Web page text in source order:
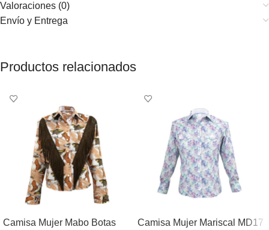
Valoraciones (0)
Envío y Entrega
Productos relacionados
Camisa Mujer Mabo Botas
Camisa Mujer Mariscal MD17